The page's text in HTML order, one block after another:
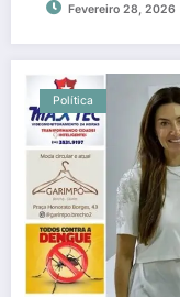
Fevereiro 28, 2026
Política